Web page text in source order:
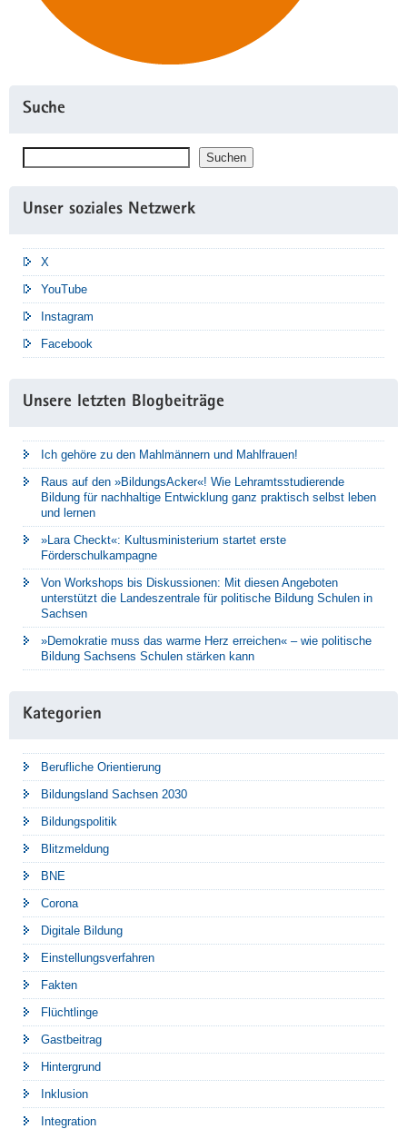
Suche
Suchen
Unser soziales Netzwerk
X
YouTube
Instagram
Facebook
Unsere letzten Blogbeiträge
Ich gehöre zu den Mahlmännern und Mahlfrauen!
Raus auf den »BildungsAcker«! Wie Lehramtsstudierende
Bildung für nachhaltige Entwicklung ganz praktisch selbst leben
und lernen
»Lara Checkt«: Kultusministerium startet erste
Förderschulkampagne
Von Workshops bis Diskussionen: Mit diesen Angeboten
unterstützt die Landeszentrale für politische Bildung Schulen in
Sachsen
»Demokratie muss das warme Herz erreichen« – wie politische
Bildung Sachsens Schulen stärken kann
Kategorien
Berufliche Orientierung
Bildungsland Sachsen 2030
Bildungspolitik
Blitzmeldung
BNE
Corona
Digitale Bildung
Einstellungsverfahren
Fakten
Flüchtlinge
Gastbeitrag
Hintergrund
Inklusion
Integration